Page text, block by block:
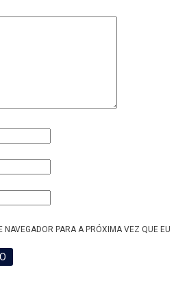
NAVEGADOR PARA A PRÓXIMA VEZ QUE EU